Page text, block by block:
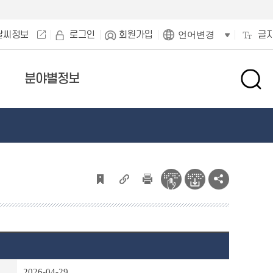
씨정보 로그인 회원가입 언어변경 글
분야별정보
검
창